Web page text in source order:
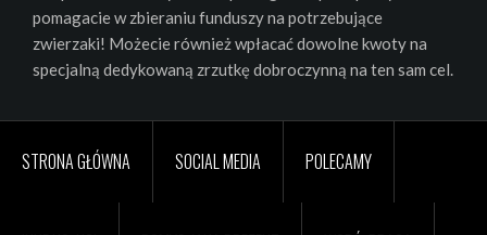
pomagacie w zbieraniu funduszy na potrzebujące
zwierzaki! Możecie również wpłacać dowolne kwoty na
specjalną dedykowaną zrzutkę dobroczynną na ten sam cel.
STRONA GŁÓWNA SOCIAL MEDIA POLECAMY